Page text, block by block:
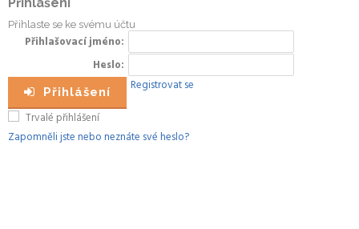
Přihlaste se ke svému účtu
Přihlašovací jméno
Heslo
Přihlášení
Registrovat se
Trvalé přihlášení
Zapomněli jste nebo neznáte své heslo?